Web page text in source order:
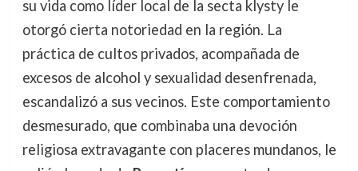
su vida como líder local de la secta klysty le
otorgó cierta notoriedad en la región. La
práctica de cultos privados, acompañada de
excesos de alcohol y sexualidad desenfrenada,
escandalizó a sus vecinos. Este comportamiento
desmesurado, que combinaba una devoción
religiosa extravagante con placeres mundanos, le